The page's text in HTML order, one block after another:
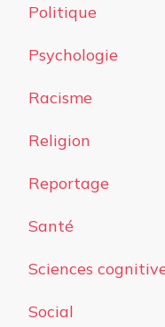
Politique
Psychologie
Racisme
Religion
Reportage
Santé
Sciences
Social